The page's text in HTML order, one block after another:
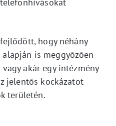
hogy néhány
is meggyőzően
akár egy intézmény
jelentős kockázatot
területén.